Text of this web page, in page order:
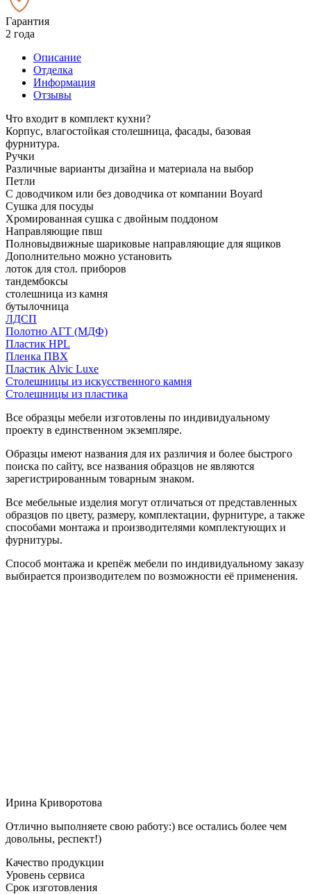
Гарантия
2 года
Описание
Отделка
Информация
Отзывы
Что входит в комплект кухни?
Корпус, влагостойкая столешница, фасады, базовая
фурнитура.
Ручки
Различные варианты дизайна и материала на выбор
Петли
С доводчиком или без доводчика от компании Boyard
Сушка для посуды
Хромированная сушка с двойным поддоном
Направляющие пвш
Полновыдвижные шариковые направляющие для ящиков
Дополнительно можно установить
лоток для стол. приборов
тандембоксы
столешница из камня
бутылочница
ЛДСП
Полотно АГТ (МДФ)
Пластик HPL
Пленка ПВХ
Пластик Alvic Luxe
Столешницы из искусственного камня
Столешницы из пластика
Все образцы мебели изготовлены по индивидуальному
проекту в единственном экземпляре.
Образцы имеют названия для их различия и более быстрого
поиска по сайту, все названия образцов не являются
зарегистрированным товарным знаком.
Все мебельные изделия могут отличаться от представленных
образцов по цвету, размеру, комплектации, фурнитуре, а также
способами монтажа и производителями комплектующих и
фурнитуры.
Способ монтажа и крепёж мебели по индивидуальному заказу
выбирается производителем по возможности её применения.
Ирина Криворотова
Отлично выполняете свою работу:) все остались более чем
довольны, респект!)
Качество продукции
Уровень сервиса
Срок изготовления